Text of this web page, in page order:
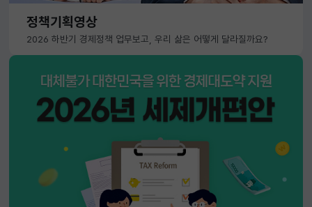
정책기획영상
2026 하반기 경제정책 업무보고, 우리 삶은 어떻게 달라질까요?